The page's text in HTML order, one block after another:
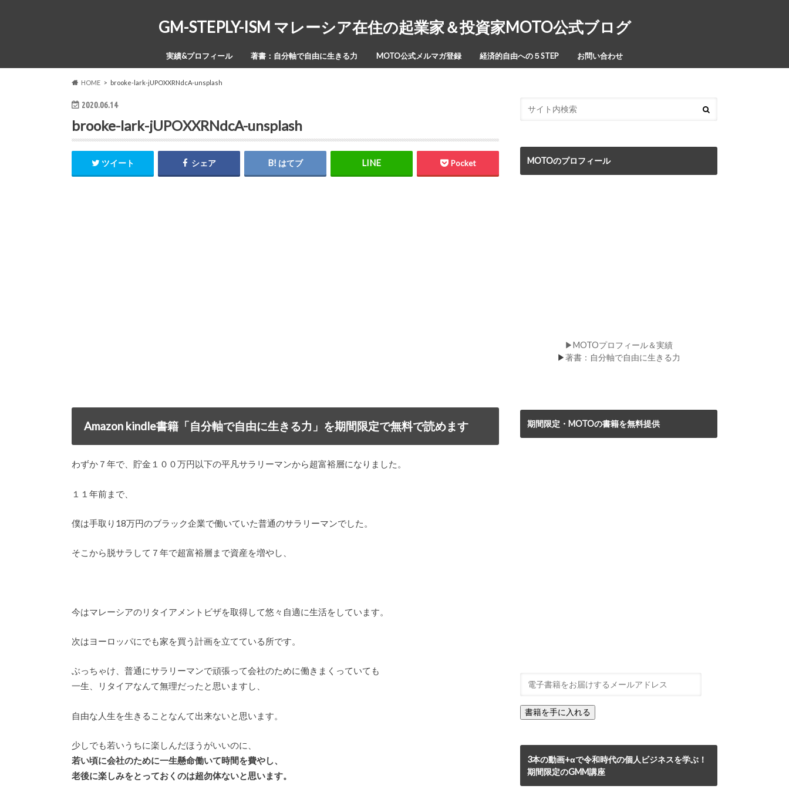
GM-STEPLY-ISM マレーシア在住の起業家＆投資家MOTO公式ブログ
実績&プロフィール 著書：自分軸で自由に生きる力 MOTO公式メルマガ登録 経済的自由への５STEP お問い合わせ
HOME brooke-lark-jUPOXXRNdcA-unsplash
2020.06.14
brooke-lark-jUPOXXRNdcA-unsplash
ツイート シェア はてブ Pocket
Amazon kindle書籍「自分軸で自由に生きる力」を期間限定で無料で読めます
わずか７年で、貯金１００万円以下の平凡サラリーマンから超富裕層になりました。
１１年前まで、
僕は手取り18万円のブラック企業で働いていた普通のサラリーマンでした。
そこから脱サラして７年で超富裕層まで資産を増やし、
今はマレーシアのリタイアメントビザを取得して悠々自適に生活をしています。
次はヨーロッパにでも家を買う計画を立てている所です。
ぶっちゃけ、普通にサラリーマンで頑張って会社のために働きまくっていても
一生、リタイアなんて無理だったと思いますし、
自由な人生を生きることなんて出来ないと思います。
少しでも若いうちに楽しんだほうがいいのに、
若い頃に会社のために一生懸命働いて時間を費やし、
老後に楽しみをとっておくのは超勿体ないと思います。
MOTOのプロフィール
▶MOTOプロフィール＆実績
▶著書：自分軸で自由に生きる力
期間限定・MOTOの書籍を無料提供
3本の動画+αで令和時代の個人ビジネスを学ぶ！
期間限定のGMM講座